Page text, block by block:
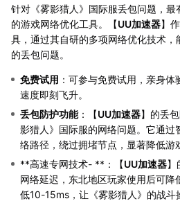
针对《雾影猎人》国际服丢包问题，
的游戏网络优化工具。【UU加速器】
具，通过其自研的多项网络优化技术
的丢包问题。
免费试用 ：可参与免费试用，亲身
速度即刻飞升。
丢包防护功能：【UU加速器】的丢
影猎人》国际服的网络问题。它通过
络路径，绕过拥堵节点，显著降低游
**高速专网技术- **：【UU加速器】
网络延迟，东北地区玩家使用后可
低10-15ms，让《雾影猎人》的战斗